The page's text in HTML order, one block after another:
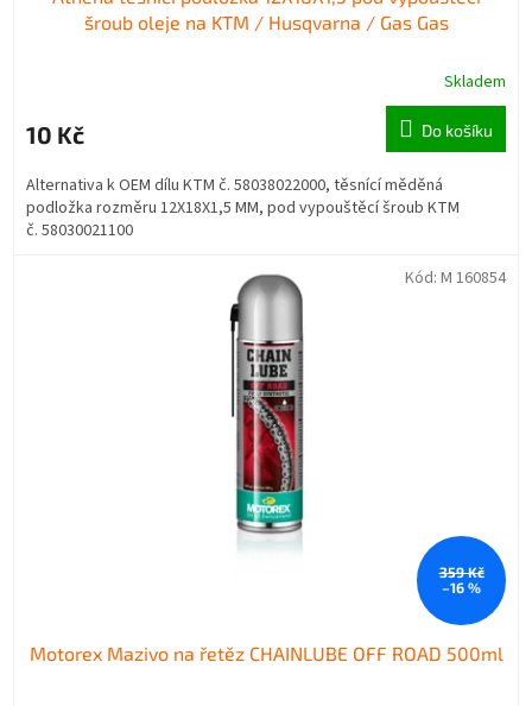
šroub oleje na KTM / Husqvarna / Gas Gas
Skladem
10 Kč Do košíku
Alternativa k OEM dílu KTM č. 58038022000, těsnící měděná
podložka rozměru 12X18X1,5 MM, pod vypouštěcí šroub KTM
č. 58030021100
359 Kč
–16 %
Motorex Mazivo na řetěz CHAINLUBE OFF ROAD 500ml
Kód: M 160854